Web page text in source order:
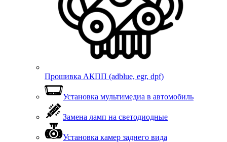
Прошивка АКПП (adblue, egr, dpf)
Установка мультимедиа в автомобиль
Замена ламп на светодиодные
Установка камер заднего вида